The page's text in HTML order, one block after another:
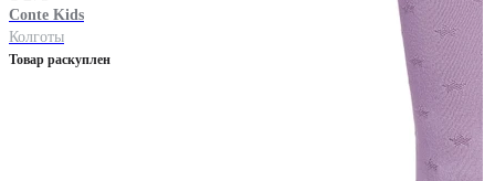
Conte Kids
Колготы
Товар раскуплен